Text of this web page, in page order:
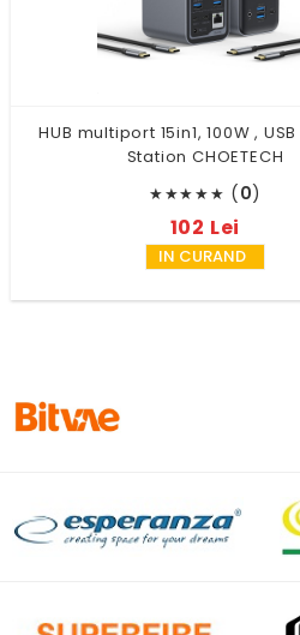
HUB multiport 15in1, 100W ,
Station CHOETECH
★★★★★ (0)
102 Lei
IN CURAND